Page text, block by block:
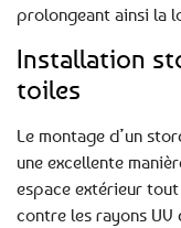
prolongeant ainsi la
Installation
toiles
Le montage d’un
une excellente
espace extérieur
contre les rayons UV